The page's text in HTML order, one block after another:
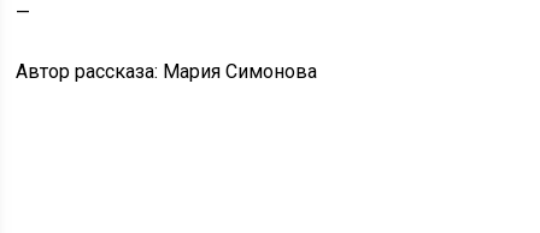
—
Автор рассказа: Мария Симонова